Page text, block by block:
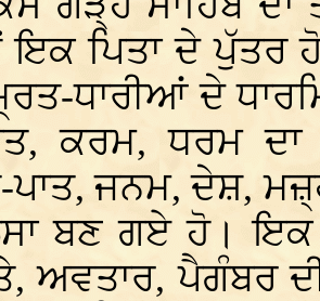
ਇਕ ਪਿਤਾ ਦੇ ਪੁੱਤਰ
ਧਾਰੀਆਂ ਦੇ
ਕਰਮ, ਧਰਮ
ਪਾਤ, ਜਨਮ, ਦੇਸ਼,
ਬਣ ਗਏ ਹੋ।
ਅਵਤਾਰ, ਪੈਗੰਬਰ